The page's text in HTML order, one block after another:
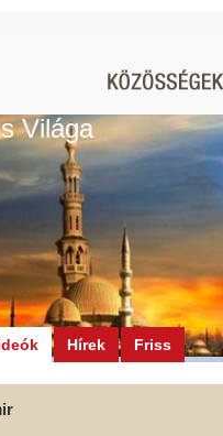
Világa
Hírek Friss